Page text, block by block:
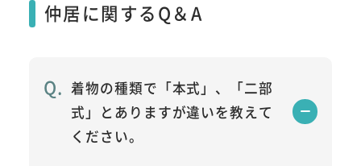
仲居に関するQ＆A
着物の種類で「本式」、「二部
式」とありますが違いを教えて
ください。